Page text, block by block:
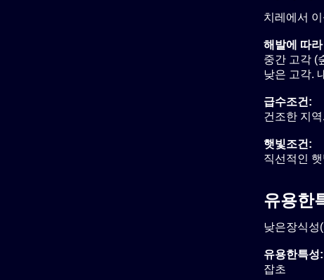
치레에서
해발에 따
중간 고각 (
낮은 고각.
급수조건:
건조한 지
햇빛조건:
직선적인
유용한
낮은장식성
유용한특성:
잡초